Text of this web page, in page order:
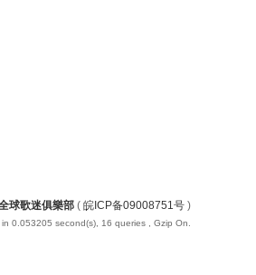
球歌迷俱樂部 ( 皖ICP备09008751号 )
in 0.053205 second(s), 16 queries , Gzip On.